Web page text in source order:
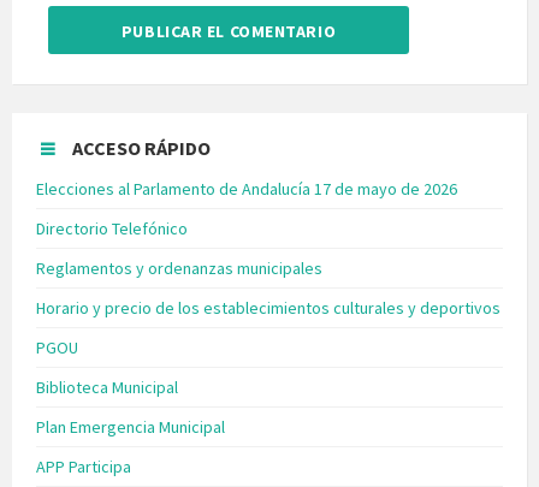
ACCESO RÁPIDO
Elecciones al Parlamento de Andalucía 17 de mayo de 2026
Directorio Telefónico
Reglamentos y ordenanzas municipales
Horario y precio de los establecimientos culturales y deportivos
PGOU
Biblioteca Municipal
Plan Emergencia Municipal
APP Participa